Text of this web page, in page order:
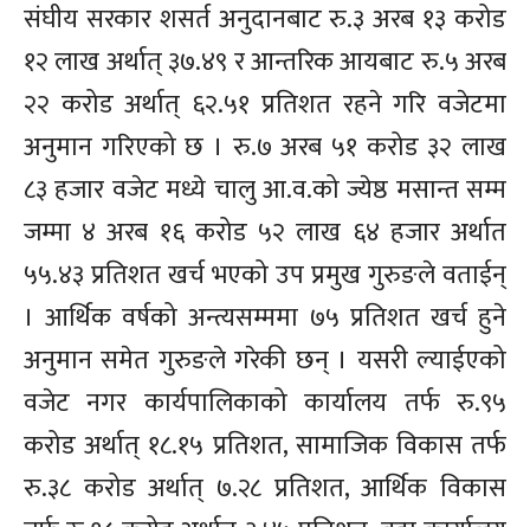
संघीय सरकार शसर्त अनुदानबाट रु.३ अरब १३ करोड
१२ लाख अर्थात् ३७.४९ र आन्तरिक आयबाट रु.५ अरब
२२ करोड अर्थात् ६२.५१ प्रतिशत रहने गरि वजेटमा
अनुमान गरिएको छ । रु.७ अरब ५१ करोड ३२ लाख
८३ हजार वजेट मध्ये चालु आ.व.को ज्येष्ठ मसान्त सम्म
जम्मा ४ अरब १६ करोड ५२ लाख ६४ हजार अर्थात
५५.४३ प्रतिशत खर्च भएको उप प्रमुख गुरुङले वताईन्
। आर्थिक वर्षको अन्त्यसम्ममा ७५ प्रतिशत खर्च हुने
अनुमान समेत गुरुङले गरेकी छन् । यसरी ल्याईएको
वजेट नगर कार्यपालिकाको कार्यालय तर्फ रु.९५
करोड अर्थात् १८.१५ प्रतिशत, सामाजिक विकास तर्फ
रु.३८ करोड अर्थात् ७.२८ प्रतिशत, आर्थिक विकास